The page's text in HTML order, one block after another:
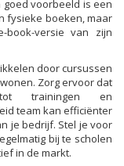
voorbeeld is een
fysieke boeken, maar
versie van zijn
door cursussen
Zorg ervoor dat
trainingen en
team kan efficiënter
je bedrijf. Stel je voor
bij te scholen
in de markt.